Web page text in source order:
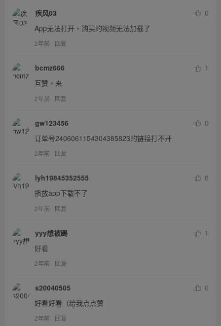
疾风03
0
App无法打开，购买的视频无法加载了
2年前 回复
bcmz666
1
互赞，来
2年前 回复
gw123456
0
订单号2406061154304385823的链接打不开
2年前 回复
lyh19845352555
0
播放app下载不了
2年前 回复
yyy想被踢
1
好看
2年前 回复
s20040505
0
好看好看（给我点点赞
2年前 回复